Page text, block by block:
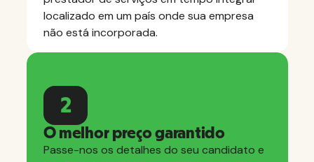
localizado em um país onde sua empresa
não está incorporada.
2
O melhor preço garantido
Passe-nos os detalhes do seu candidato e